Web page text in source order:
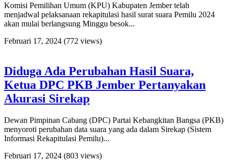
Komisi Pemilihan Umum (KPU) Kabupaten Jember telah
menjadwal pelaksanaan rekapitulasi hasil surat suara Pemilu 2024
akan mulai berlangsung Minggu besok...
Februari 17, 2024 (772 views)
Diduga Ada Perubahan Hasil Suara,
Ketua DPC PKB Jember Pertanyakan
Akurasi Sirekap
Dewan Pimpinan Cabang (DPC) Partai Kebangkitan Bangsa (PKB)
menyoroti perubahan data suara yang ada dalam Sirekap (Sistem
Informasi Rekapitulasi Pemilu)...
Februari 17, 2024 (803 views)